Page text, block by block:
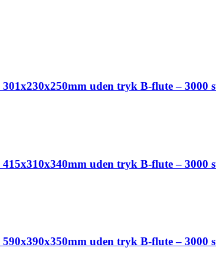
uden tryk B-flute – 3000
uden tryk B-flute – 3000
uden tryk B-flute – 3000